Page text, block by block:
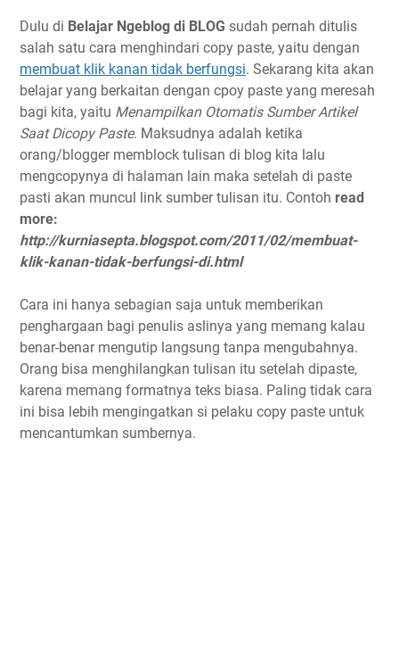
Dulu di Belajar Ngeblog di BLOG sudah pernah ditulis
salah satu cara menghindari copy paste, yaitu dengan
membuat klik kanan tidak berfungsi. Sekarang kita akan
belajar yang berkaitan dengan cpoy paste yang meresah
bagi kita, yaitu Menampilkan Otomatis Sumber Artikel
Saat Dicopy Paste. Maksudnya adalah ketika
orang/blogger memblock tulisan di blog kita lalu
mengcopynya di halaman lain maka setelah di paste
pasti akan muncul link sumber tulisan itu. Contoh read
more:
http://kurniasepta.blogspot.com/2011/02/membuat-
klik-kanan-tidak-berfungsi-di.html
Cara ini hanya sebagian saja untuk memberikan
penghargaan bagi penulis aslinya yang memang kalau
benar-benar mengutip langsung tanpa mengubahnya.
Orang bisa menghilangkan tulisan itu setelah dipaste,
karena memang formatnya teks biasa. Paling tidak cara
ini bisa lebih mengingatkan si pelaku copy paste untuk
mencantumkan sumbernya.